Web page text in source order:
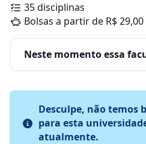
35 disciplinas
Bolsas a partir de R$ 29,00
Neste momento essa
Desculpe, não temos
para esta
atualmente.